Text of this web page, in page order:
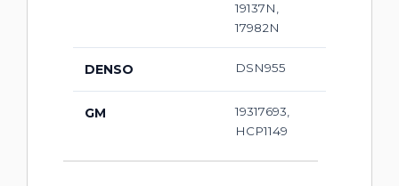
19137N,
17982N
DENSO DSN955
GM
19317693,
HCP1149